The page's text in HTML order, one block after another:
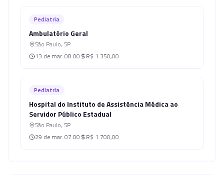
Pediatria
Ambulatório Geral
São Paulo, SP
13 de mar. 08:00 R$ 1.350,00
Pediatria
Hospital do Instituto de Assistência Médica ao
Servidor Público Estadual
São Paulo, SP
29 de mar. 07:00 R$ 1.700,00